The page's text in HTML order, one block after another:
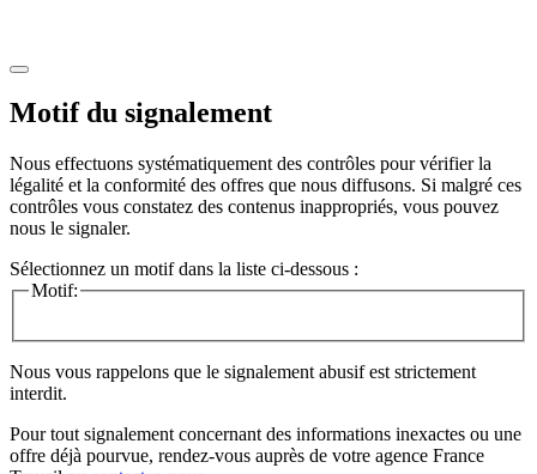
Motif du signalement
Nous effectuons systématiquement des contrôles pour vérifier la
légalité et la conformité des offres que nous diffusons. Si malgré ces
contrôles vous constatez des contenus inappropriés, vous pouvez
nous le signaler.
Sélectionnez un motif dans la liste ci-dessous :
Motif:
Nous vous rappelons que le signalement abusif est strictement
interdit.
Pour tout signalement concernant des informations inexactes ou une
offre déjà pourvue, rendez-vous auprès de votre agence France